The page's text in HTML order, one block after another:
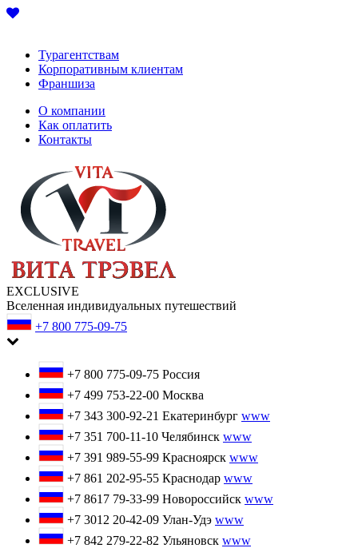
Турагентствам
Корпоративным клиентам
Франшиза
О компании
Как оплатить
Контакты
EXCLUSIVE
Вселенная индивидуальных путешествий
+7 800 775-09-75
+7 800 775-09-75 Россия
+7 499 753-22-00 Москва
+7 343 300-92-21 Екатеринбург www
+7 351 700-11-10 Челябинск www
+7 391 989-55-99 Красноярск www
+7 861 202-95-55 Краснодар www
+7 8617 79-33-99 Новороссийск www
+7 3012 20-42-09 Улан-Удэ www
+7 842 279-22-82 Ульяновск www